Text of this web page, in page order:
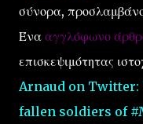
σύνορα,
Ένα αγγλόφωνο
επισκεψιμότητας
Arnaud on Twitter:
fallen soldiers of